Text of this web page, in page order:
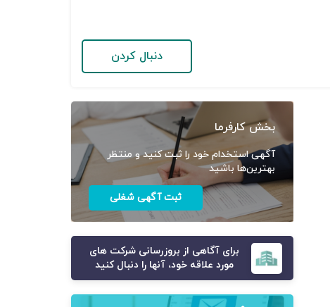
دنبال کردن
بخش کارفرما
آگهی استخدام خود را ثبت کنید و منتظر
بهترین‌ها باشید
ثبت آگهی شغلی
برای آگاهی از بروزرسانی شرکت های
مورد علاقه خود، آنها را دنبال کنید